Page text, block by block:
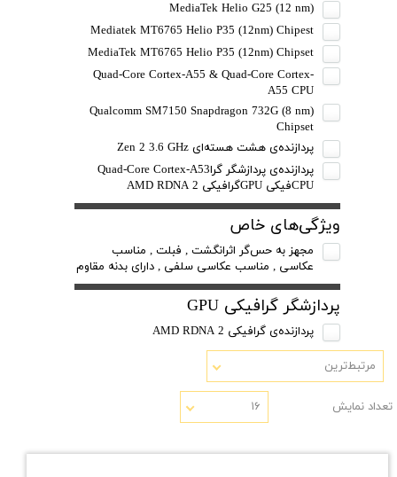
MediaTek Helio G25 (12 nm)
Mediatek MT6765 Helio P35 (12nm) Chipest
MediaTek MT6765 Helio P35 (12nm) Chipset
Quad-Core Cortex-A55 & Quad-Core Cortex-
A55 CPU
Qualcomm SM7150 Snapdragon 732G (8 nm)
Chipset
پردازنده‌ی هشت هسته‌ای Zen 2 3.6 GHz
پردازنده‌ی پردازشگر گراQuad-Core Cortex-A53
CPUفیکی GPUگرافیکی AMD RDNA 2
ویژگی‌های خاص
مجهز به حس‌گر اثرانگشت , فبلت , مناسب
عکاسی , مناسب عکاسی سلفی , دارای بدنه مقاوم
پردازشگر گرافیکی GPU
پردازنده‌ی گرافیکی AMD RDNA 2
مرتبط‌ترین
تعداد نمایش ۱۶